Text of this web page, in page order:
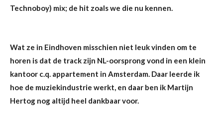
Technoboy) mix; de hit zoals we die nu kennen.
Wat ze in Eindhoven misschien niet leuk vinden om te
horen is dat de track zijn NL-oorsprong vond in een klein
kantoor c.q. appartement in Amsterdam. Daar leerde ik
hoe de muziekindustrie werkt, en daar ben ik Martijn
Hertog nog altijd heel dankbaar voor.